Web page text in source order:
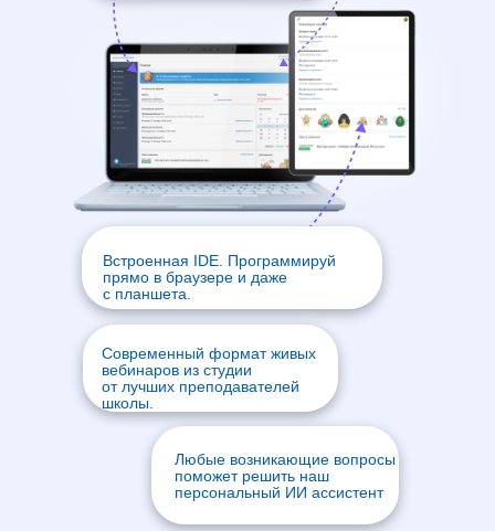
Любые возникающие вопросы
поможет решить наш
персональный ИИ ассистент
Встроенная IDE. Программируй
прямо в браузере и даже
с планшета.
Современный формат живых
вебинаров из студии
от лучших преподавателей
школы.